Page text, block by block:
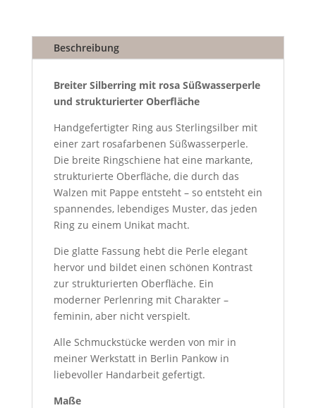
Beschreibung
Breiter Silberring mit rosa Süßwasserperle
und strukturierter Oberfläche
Handgefertigter Ring aus Sterlingsilber mit
einer zart rosafarbenen Süßwasserperle.
Die breite Ringschiene hat eine markante,
strukturierte Oberfläche, die durch das
Walzen mit Pappe entsteht – so entsteht ein
spannendes, lebendiges Muster, das jeden
Ring zu einem Unikat macht.
Die glatte Fassung hebt die Perle elegant
hervor und bildet einen schönen Kontrast
zur strukturierten Oberfläche. Ein
moderner Perlenring mit Charakter –
feminin, aber nicht verspielt.
Alle Schmuckstücke werden von mir in
meiner Werkstatt in Berlin Pankow in
liebevoller Handarbeit gefertigt.
Maße